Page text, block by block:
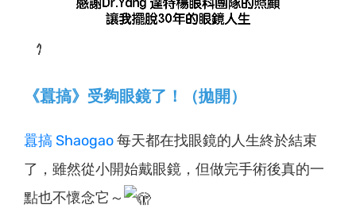
《囂搞》受夠眼鏡了！（拋開）
囂搞 Shaogao每天都在找眼鏡的人生終於結束
了，雖然從小開始戴眼鏡，但做完手術後真的一
點也不懷念它～